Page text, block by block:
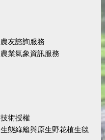
農友諮詢服務
農業氣象資訊服務
技術授權
生態綠籬與原生野花植生毯